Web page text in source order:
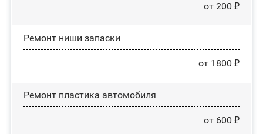
от 200 ₽
Ремонт ниши запаски
от 1800 ₽
Ремонт пластика автомобиля
от 600 ₽